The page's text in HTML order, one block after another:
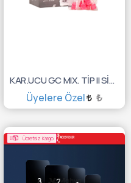
KAR.UCU GC MIX. TİP II SİZE S PİNK 60'LI 10001800
Üyelere Özel ₺
SEPETE EKLE
Ücretsiz Kargo